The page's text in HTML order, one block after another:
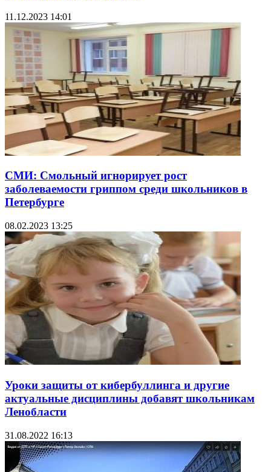
11.12.2023 14:01
СМИ: Смольный игнорирует рост
заболеваемости гриппом среди школьников в
Петербурге
08.02.2023 13:25
Уроки защиты от кибербуллинга и другие
актуальные дисциплины добавят школьникам
Ленобласти
31.08.2022 16:13